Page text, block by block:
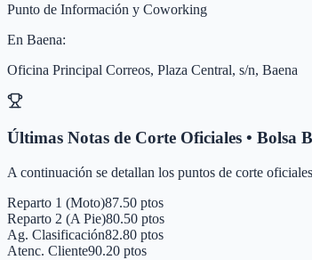
Punto de Información y Coworking
En Baena:
Oficina Principal Correos, Plaza Central, s/n, Baena
Últimas Notas de Corte Oficiales • Bolsa
A continuación se detallan los puntos de corte
Reparto 1 (Moto)87.50 ptos
Reparto 2 (A Pie)80.50 ptos
Ag. Clasificación82.80 ptos
Atenc. Cliente90.20 ptos